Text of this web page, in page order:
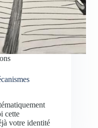
cette
votre identité